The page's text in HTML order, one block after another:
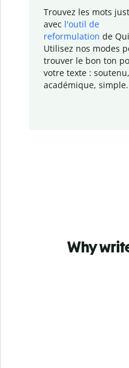
Trouvez les mots
avec l'outil de
reformulation de
Utilisez nos modes
trouver le bon ton
votre texte : soutenu,
académique,
Why